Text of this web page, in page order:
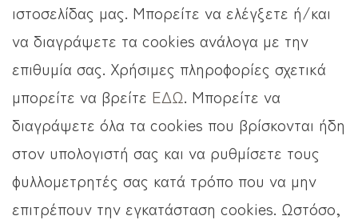
ιστοσελίδας μας. Μπορείτε να ελέγξετε ή/και
να διαγράψετε τα cookies ανάλογα με την
επιθυμία σας. Χρήσιμες πληροφορίες σχετικά
μπορείτε να βρείτε ΕΔΩ. Μπορείτε να
διαγράψετε όλα τα cookies που βρίσκονται ήδη
στον υπολογιστή σας και να ρυθμίσετε τους
φυλλομετρητές σας κατά τρόπο που να μην
επιτρέπουν την εγκατάσταση cookies. Ωστόσο,